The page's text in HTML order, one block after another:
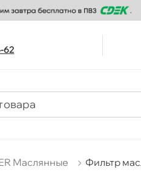
62
Маслянные Фильтр